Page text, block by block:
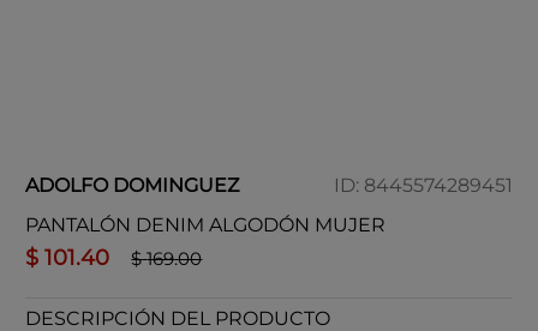
ADOLFO DOMINGUEZ ID: 8445574289451
PANTALÓN DENIM ALGODÓN MUJER
$ 101.40 $ 169.00
DESCRIPCIÓN DEL PRODUCTO